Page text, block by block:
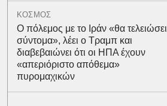
ΚΟΣΜΟΣ
Ο πόλεμος με το Ιράν «θα τελειώσει
σύντομα», λέει ο Τραμπ και
διαβεβαιώνει ότι οι ΗΠΑ έχουν
«απεριόριστο απόθεμα»
πυρομαχικών